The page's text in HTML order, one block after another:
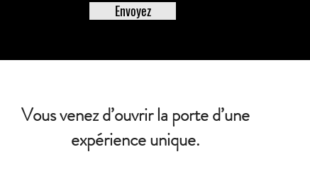
Envoyez
Vous venez d’ouvrir la porte d’une
expérience unique.